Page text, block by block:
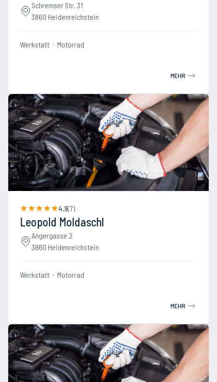
Schremser Str. 31
3860 Heidenreichstein
Werkstatt Motorrad
MEHR
4.9(7)
Leopold Moldaschl
Angergasse 2
3860 Heidenreichstein
Werkstatt Motorrad
MEHR